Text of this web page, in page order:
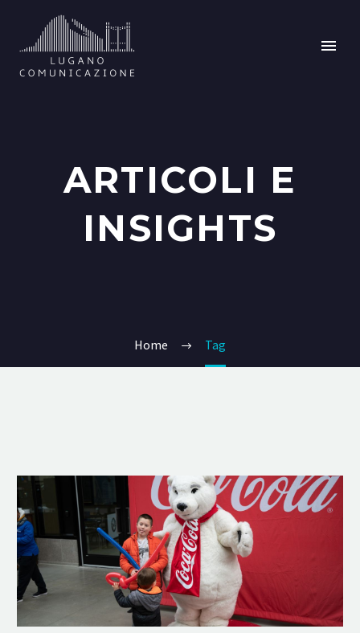
ARTICOLI E
INSIGHTS
Home Tag